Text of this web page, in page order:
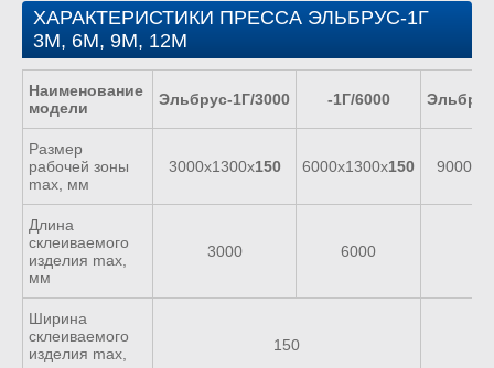
ХАРАКТЕРИСТИКИ ПРЕССА ЭЛЬБРУС-1Г
3М, 6М, 9М, 12М
Наименование
модели
Эльбрус-1Г/3000 -1Г/6000
Размер
рабочей зоны
max, мм
3000х1300х150 6000х1300х150
Длина
склеиваемого
изделия max,
мм
3000 6000
Ширина
склеиваемого
изделия max,
150